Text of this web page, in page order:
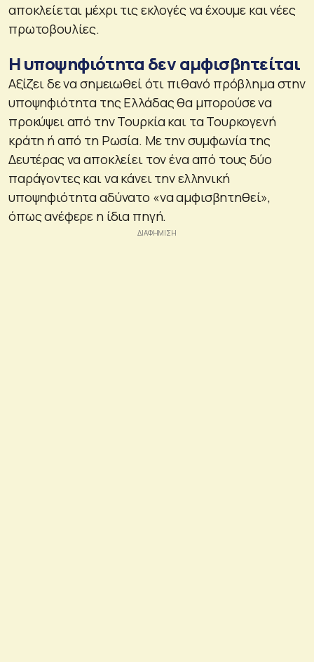
αποκλείεται μέχρι τις εκλογές να έχουμε και νέες
πρωτοβουλίες.
Η υποψηφιότητα δεν αμφισβητείται
Αξίζει δε να σημειωθεί ότι πιθανό πρόβλημα στην
υποψηφιότητα της Ελλάδας θα μπορούσε να
προκύψει από την Τουρκία και τα Τουρκογενή
κράτη ή από τη Ρωσία. Με την συμφωνία της
Δευτέρας να αποκλείει τον ένα από τους δύο
παράγοντες και να κάνει την ελληνική
υποψηφιότητα αδύνατο «να αμφισβητηθεί»,
όπως ανέφερε η ίδια πηγή.